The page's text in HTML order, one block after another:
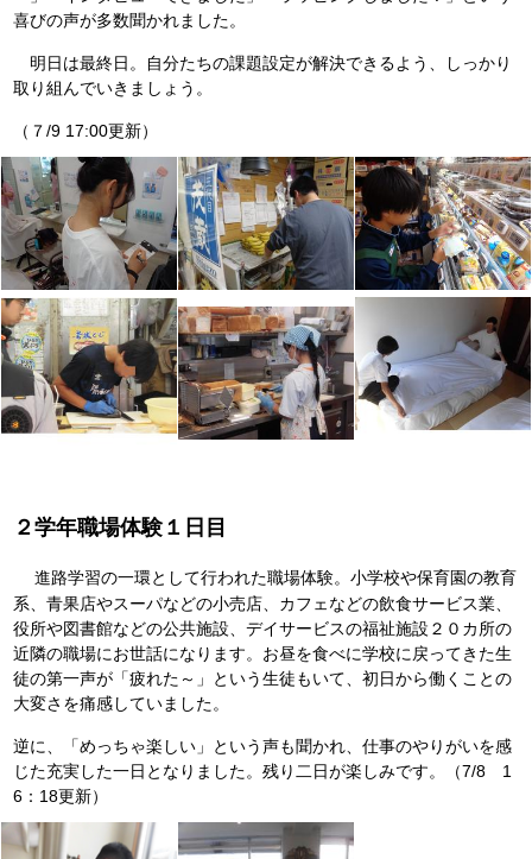
喜びの声が多数聞かれました。
明日は最終日。自分たちの課題設定が解決できるよう、しっかり
取り組んでいきましょう。
（７/9 17:00更新）
２学年職場体験１日目
進路学習の一環として行われた職場体験。小学校や保育園の教育
系、青果店やスーパなどの小売店、カフェなどの飲食サービス業、
役所や図書館などの公共施設、デイサービスの福祉施設２０カ所の
近隣の職場にお世話になります。お昼を食べに学校に戻ってきた生
徒の第一声が「疲れた～」という生徒もいて、初日から働くことの
大変さを痛感していました。
逆に、「めっちゃ楽しい」という声も聞かれ、仕事のやりがいを感
じた充実した一日となりました。残り二日が楽しみです。（7/8 1
6：18更新）